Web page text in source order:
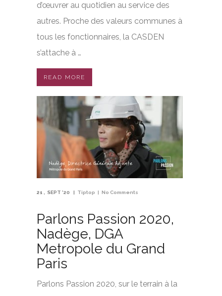
d’œuvrer au quotidien au service des
autres. Proche des valeurs communes à
tous les fonctionnaires, la CASDEN
s’attache à …
READ MORE
21 SEPT '20 Tiptop No Comments
Parlons Passion 2020,
Nadège, DGA
Metropole du Grand
Paris
Parlons Passion 2020, sur le terrain à la